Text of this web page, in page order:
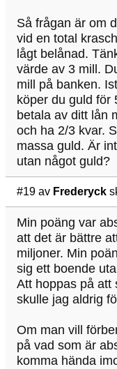
Så frågan är om
vid en total
lågt belånad.
värde av 3 mill.
mill på banken.
köper du guld för
betala av ditt lån
och ha 2/3 kvar.
massa guld. Är
utan något guld?
#19 av Frederyck
Min poäng var
att det är bättre
miljoner. Min
sig ett boende
Att hoppas på att
skulle jag aldrig
Om man vill
på vad som är
komma hända